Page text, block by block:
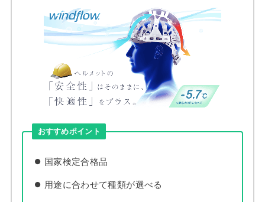
おすすめポイント
国家検定合格品
用途に合わせて種類が選べる